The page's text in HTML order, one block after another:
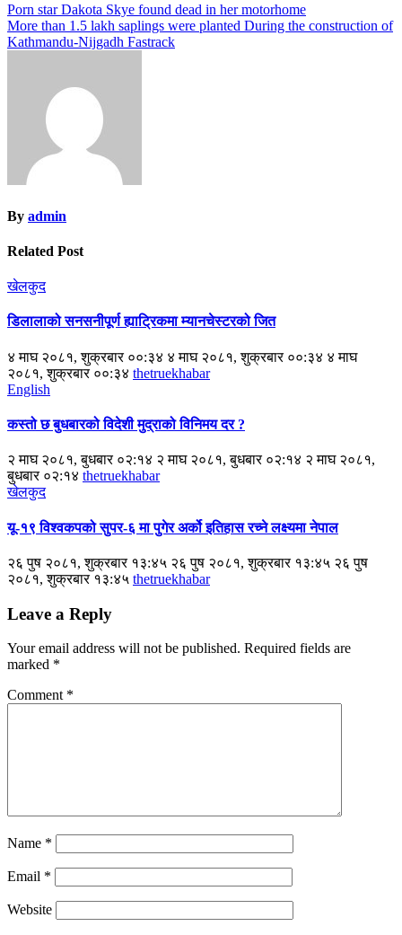
Post
navigation
Porn star Dakota Skye found dead in her motorhome
More than 1.5 lakh saplings were planted During the construction of
Kathmandu-Nijgadh Fastrack
By admin
Related Post
खेलकुद
डिलालाको सनसनीपूर्ण ह्याट्रिकमा म्यानचेस्टरको जित
४ माघ २०८१, शुक्रबार ००:३४ ४ माघ २०८१, शुक्रबार ००:३४ ४ माघ
२०८१, शुक्रबार ००:३४ thetruekhabar
English
कस्तो छ बुधबारको विदेशी मुद्राको विनिमय दर ?
२ माघ २०८१, बुधबार ०२:१४ २ माघ २०८१, बुधबार ०२:१४ २ माघ २०८१,
बुधबार ०२:१४ thetruekhabar
खेलकुद
यू-१९ विश्वकपको सुपर-६ मा पुगेर अर्को इतिहास रच्ने लक्ष्यमा नेपाल
२६ पुष २०८१, शुक्रबार १३:४५ २६ पुष २०८१, शुक्रबार १३:४५ २६ पुष
२०८१, शुक्रबार १३:४५ thetruekhabar
Leave a Reply
Your email address will not be published. Required fields are
marked *
Comment *
Name *
Email *
Website